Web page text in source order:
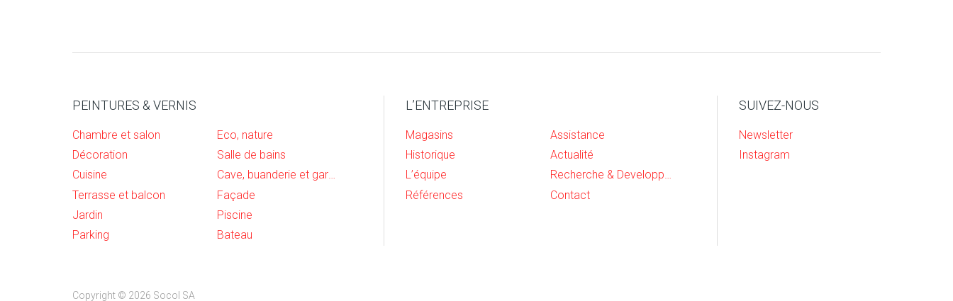
PEINTURES & VERNIS
Chambre et salon
Eco, nature
Décoration
Salle de bains
Cuisine
Cave, buanderie et garage
Terrasse et balcon
Façade
Jardin
Piscine
Parking
Bateau
L’ENTREPRISE
Magasins
Assistance
Historique
Actualité
L’équipe
Recherche & Developpement
Références
Contact
SUIVEZ-NOUS
Newsletter
Instagram
Copyright © 2026 Socol SA